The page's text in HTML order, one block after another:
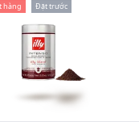
hàng Đặt trước